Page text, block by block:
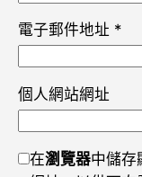
電子郵件地址 *
個人網站網址
在瀏覽器中儲存